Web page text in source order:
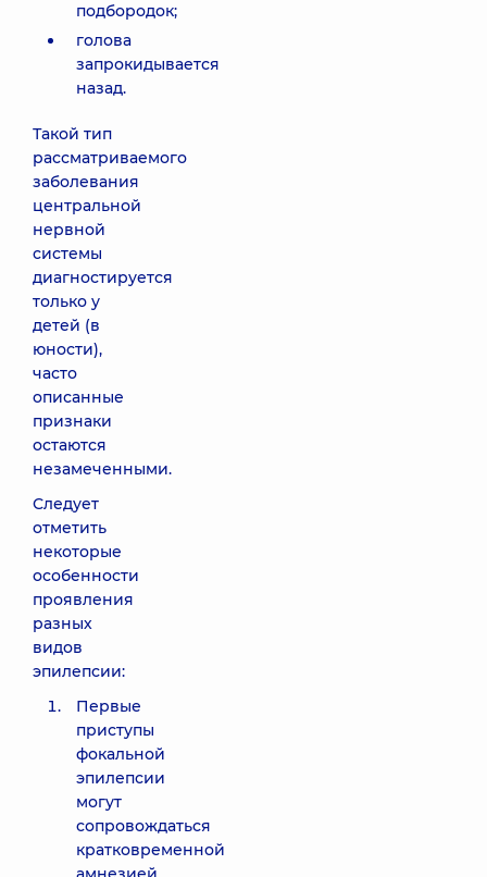
подбородок;
голова
запрокидывается
назад.
Такой тип
рассматриваемого
заболевания
центральной
нервной
системы
диагностируется
только у
детей (в
юности),
часто
описанные
признаки
остаются
незамеченными.
Следует
отметить
некоторые
особенности
проявления
разных
видов
эпилепсии:
Первые
приступы
фокальной
эпилепсии
могут
сопровождаться
кратковременной